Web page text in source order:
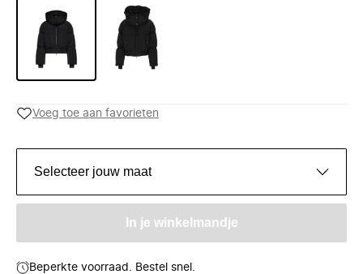
Voeg toe aan favorieten
Selecteer jouw maat
In je winkelmandje
Beperkte voorraad. Bestel snel.